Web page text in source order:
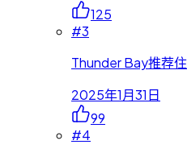
125
#3
Thunder Bay推荐
2025年1月31日
99
#4